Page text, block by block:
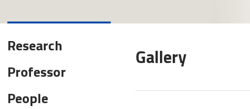
Research
Professor
People
Gallery